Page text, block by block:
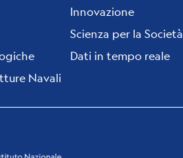
Navali
Innovazione
Scienza per la Società
Dati in tempo reale